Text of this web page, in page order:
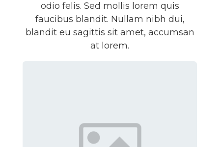
odio felis. Sed mollis lorem quis
faucibus blandit. Nullam nibh dui,
blandit eu sagittis sit amet, accumsan
at lorem.